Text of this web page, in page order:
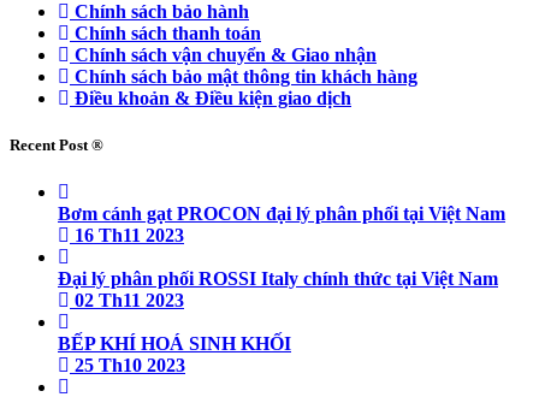
Chính sách bảo hành
Chính sách thanh toán
Chính sách vận chuyển & Giao nhận
Chính sách bảo mật thông tin khách hàng
Điều khoản & Điều kiện giao dịch
Recent Post ®
Bơm cánh gạt PROCON đại lý phân phối tại Việt Nam
16 Th11 2023
Đại lý phân phối ROSSI Italy chính thức tại Việt Nam
02 Th11 2023
BẾP KHÍ HOÁ SINH KHỐI
25 Th10 2023